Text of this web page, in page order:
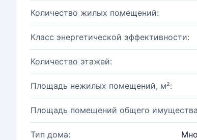
Количество жилых помещений:
Класс энергетической эффективности:
Количество этажей:
Площадь нежилых помещений, м²:
Площадь помещений общего
Тип дома: